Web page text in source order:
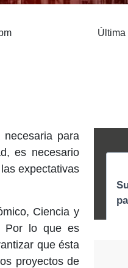
Última
necesaria para
es necesario
expectativas
Ciencia y
Por lo que es
que ésta
proyectos de